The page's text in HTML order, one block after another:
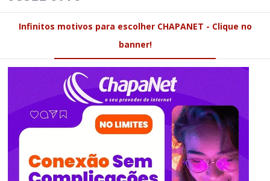
Infinitos motivos para escolher CHAPANET - Clique no
banner!